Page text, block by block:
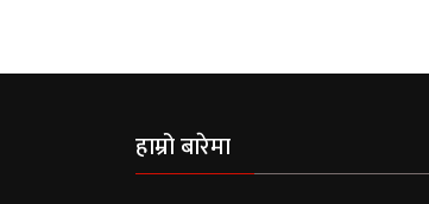
हाम्रो बारेमा